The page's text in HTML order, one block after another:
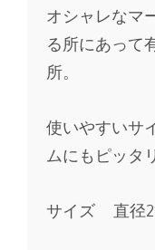
オシャレなマ
る所にあって
所。
使いやすいサ
ムにもピッタ
サイズ 直径